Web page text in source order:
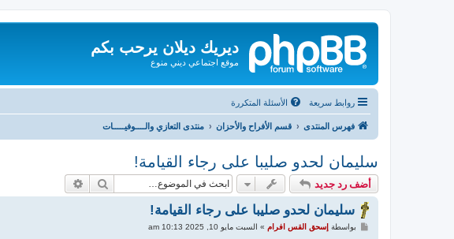
ديريك ديلان يرحب بكم
موقع اجتماعي ديني منوع
روابط سريعة الأسئلة المتكررة
فهرس المنتدى قسم الأفراح والأحزان منتدى التعازي والــــوفيـــــات
سليمان لحدو صليبا على رجاء القيامة!
أضف رد جديد بحث
سليمان لحدو صليبا على رجاء القيامة!
بواسطة إسحق القس افرام » السبت مايو 10, 2025 10:13 am